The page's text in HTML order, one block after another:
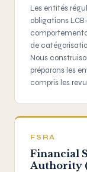
Les entités
obligations
de
Nous
préparons les
compris les
FSRA
Financial
Authority